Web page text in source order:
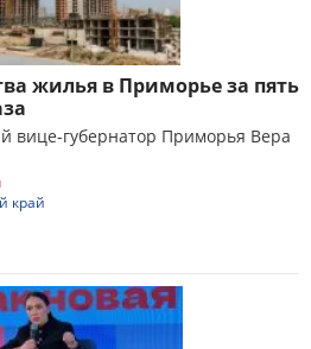
жилья в Приморье за пять
вице-губернатор Приморья Вера
край